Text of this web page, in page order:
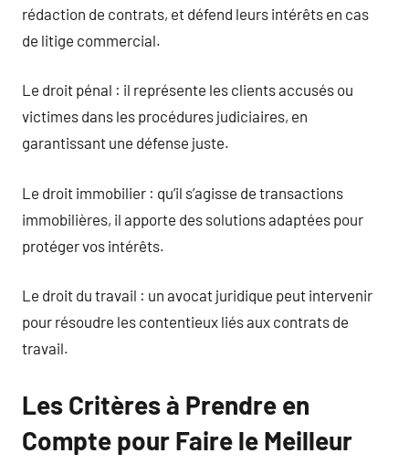
rédaction de contrats, et défend leurs intérêts en cas
de litige commercial.
Le droit pénal : il représente les clients accusés ou
victimes dans les procédures judiciaires, en
garantissant une défense juste.
Le droit immobilier : qu’il s’agisse de transactions
immobilières, il apporte des solutions adaptées pour
protéger vos intérêts.
Le droit du travail : un avocat juridique peut intervenir
pour résoudre les contentieux liés aux contrats de
travail.
Les Critères à Prendre en
Compte pour Faire le Meilleur